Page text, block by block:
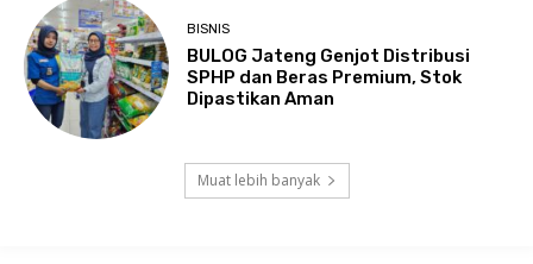
BISNIS
BULOG Jateng Genjot Distribusi
SPHP dan Beras Premium, Stok
Dipastikan Aman
Muat lebih banyak